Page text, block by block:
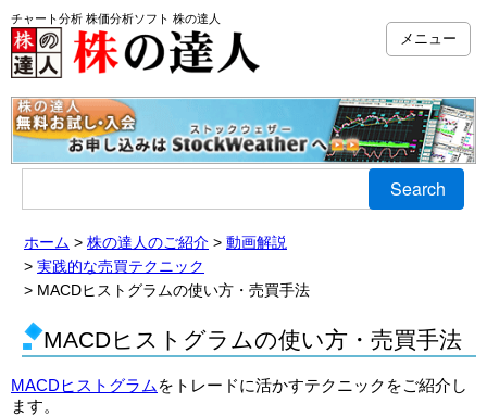
チャート分析 株価分析ソフト 株の達人
Search
メニュー
ホーム 株の達人のご紹介
動画解説
実践的な売買テクニック
MACDヒストグラムの使い方・売買手法
MACDヒストグラムの使い方・売買手法
MACDヒストグラム をトレードに活かすテクニックをご紹介し
ます。